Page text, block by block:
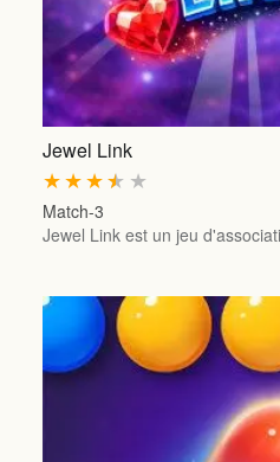
Jewel Link
★
★
★
★
★
Match-3
Jewel Link est un jeu